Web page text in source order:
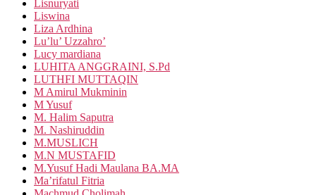
Lisnuryati
Liswina
Liza Ardhina
Lu’lu’ Uzzahro’
Lucy mardiana
LUHITA ANGGRAINI, S.Pd
LUTHFI MUTTAQIN
M Amirul Mukminin
M Yusuf
M. Halim Saputra
M. Nashiruddin
M.MUSLICH
M.N MUSTAFID
M.Yusuf Hadi Maulana BA.MA
Ma’rifatul Fitria